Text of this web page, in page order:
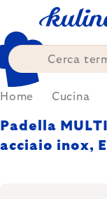
content
Home Cucina
Padella
acciaio inox,